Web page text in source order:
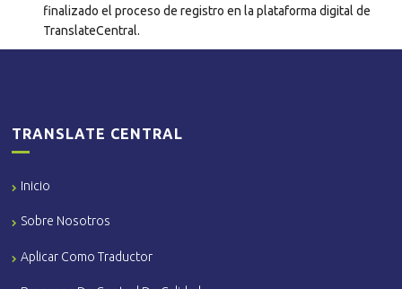
finalizado el proceso de registro en la plataforma digital de
TranslateCentral.
TRANSLATE CENTRAL
Inicio
Sobre Nosotros
Aplicar Como Traductor